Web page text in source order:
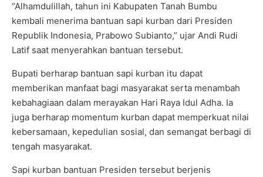
“Alhamdulillah, tahun ini Kabupaten Tanah Bumbu
kembali menerima bantuan sapi kurban dari Presiden
Republik Indonesia, Prabowo Subianto,” ujar Andi Rudi
Latif saat menyerahkan bantuan tersebut.
Bupati berharap bantuan sapi kurban itu dapat
memberikan manfaat bagi masyarakat serta menambah
kebahagiaan dalam merayakan Hari Raya Idul Adha. Ia
juga berharap momentum kurban dapat memperkuat nilai
kebersamaan, kepedulian sosial, dan semangat berbagi di
tengah masyarakat.
Sapi kurban bantuan Presiden tersebut berjenis